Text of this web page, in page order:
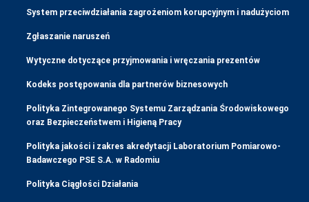
System przeciwdziałania zagrożeniom korupcyjnym i nadużyciom
Zgłaszanie naruszeń
Wytyczne dotyczące przyjmowania i wręczania prezentów
Kodeks postępowania dla partnerów biznesowych
Polityka Zintegrowanego Systemu Zarządzania Środowiskowego
oraz Bezpieczeństwem i Higieną Pracy
Polityka jakości i zakres akredytacji Laboratorium Pomiarowo-
Badawczego PSE S.A. w Radomiu
Polityka Ciągłości Działania